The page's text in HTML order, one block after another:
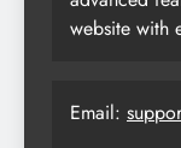
website with
Email: